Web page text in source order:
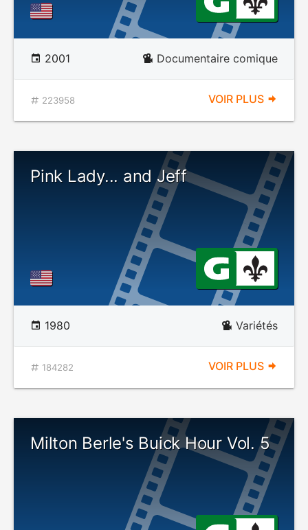
2001 Documentaire comique
223958 VOIR PLUS
Pink Lady... and Jeff
1980 Variétés
184282 VOIR PLUS
Milton Berle's Buick Hour Vol. 5